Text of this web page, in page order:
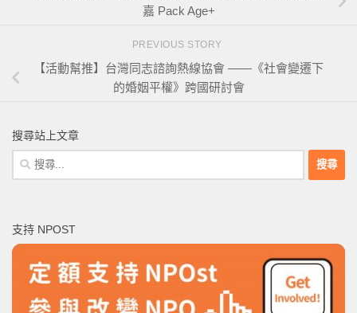
嘉 Pack Age+
PREVIOUS STORY
【活動幫推】台灣同志諮詢熱線協會 ——《社會變遷下
的婚姻平權》跨國研討會
搜尋站上文章
搜
尋
字:
支持 NPOST